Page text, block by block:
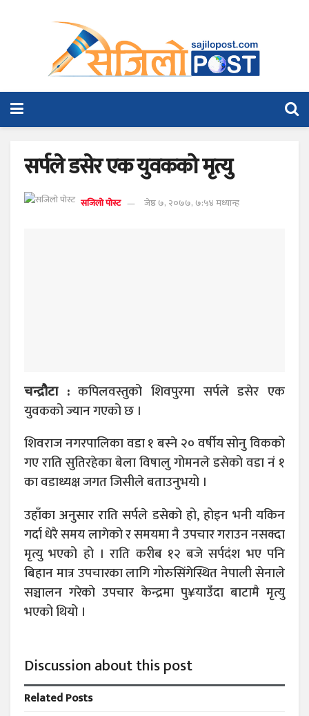
सर्पले डसेर एक युवकको मृत्यु
सजिलो पोस्ट जेष्ठ ७, २०७७, ७:५४ मध्यान्ह
चन्द्रौटा :कपिलवस्तुको शिवपुरमा सर्पले डसेर एक
युवकको ज्यान गएको छ ।
शिवराज नगरपालिका वडा १ बस्ने २० वर्षीय सोनु विकको
गए राति सुतिरहेका बेला विषालु गोमनले डसेको वडा नं १
का वडाध्यक्ष जगत जिसीले बताउनुभयो ।
उहाँका अनुसार राति सर्पले डसेको हो, होइन भनी यकिन
गर्दा धेरै समय लागेको र समयमा नै उपचार गराउन नसक्दा
मृत्यु भएको हो । राति करीब १२ बजे सर्पदंश भए पनि
बिहान मात्र उपचारका लागि गोरुसिंगेस्थित नेपाली सेनाले
सञ्चालन गरेको उपचार केन्द्रमा पु¥याउँदा बाटामै मृत्यु
भएको थियो ।
Discussion about this post
RelatedPosts